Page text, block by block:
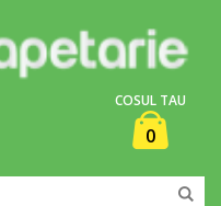
COSUL TAU
0